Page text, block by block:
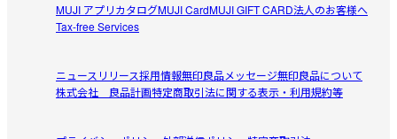
MUJI アプリカタログMUJI CardMUJI GIFT CARD法人のお客様へ
Tax-free Services
ニュースリリース採用情報無印良品メッセージ無印良品について
株式会社 良品計画特定商取引法に関する表示・利用規約等